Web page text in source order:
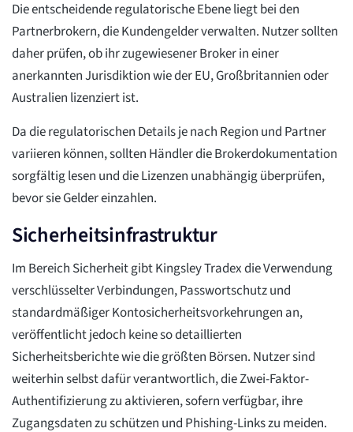
Die entscheidende regulatorische Ebene liegt bei den
Partnerbrokern, die Kundengelder verwalten. Nutzer sollten
daher prüfen, ob ihr zugewiesener Broker in einer
anerkannten Jurisdiktion wie der EU, Großbritannien oder
Australien lizenziert ist.
Da die regulatorischen Details je nach Region und Partner
variieren können, sollten Händler die Brokerdokumentation
sorgfältig lesen und die Lizenzen unabhängig überprüfen,
bevor sie Gelder einzahlen.
Sicherheitsinfrastruktur
Im Bereich Sicherheit gibt Kingsley Tradex die Verwendung
verschlüsselter Verbindungen, Passwortschutz und
standardmäßiger Kontosicherheitsvorkehrungen an,
veröffentlicht jedoch keine so detaillierten
Sicherheitsberichte wie die größten Börsen. Nutzer sind
weiterhin selbst dafür verantwortlich, die Zwei-Faktor-
Authentifizierung zu aktivieren, sofern verfügbar, ihre
Zugangsdaten zu schützen und Phishing-Links zu meiden.